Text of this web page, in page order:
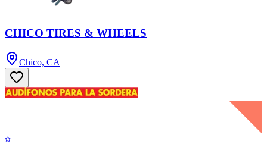
CHICO TIRES & WHEELS
Chico, CA